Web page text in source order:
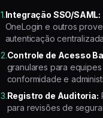
1.Integração SSO/SAML:
OneLogin e outros
autenticação centralizada
2.Controle de Acesso
granulares para
conformidade e
3.Registro de Auditoria:
para revisões de